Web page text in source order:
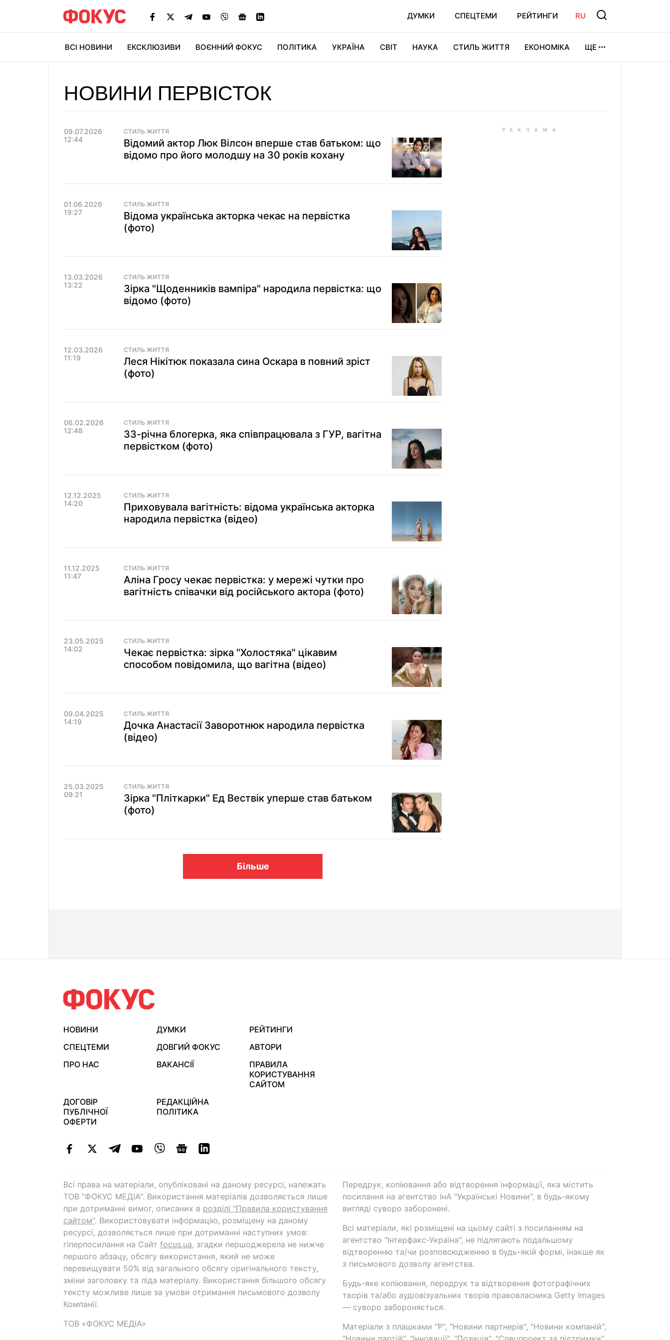
ДУМКИ СПЕЦТЕМИ РЕЙТИНГИ RU
ВСІ НОВИНИ ЕКСКЛЮЗИВИ ВОЄННИЙ ФОКУС ПОЛІТИКА УКРАЇНА СВІТ НАУКА СТИЛЬ ЖИТТЯ ЕКОНОМІКА ЩЕ
НОВИНИ ПЕРВІСТОК
09.07.2026
12:44
СТИЛЬ ЖИТТЯ
Відомий актор Люк Вілсон вперше став батьком: що
відомо про його молодшу на 30 років кохану
01.06.2026
19:27
СТИЛЬ ЖИТТЯ
Відома українська акторка чекає на первістка
(фото)
13.03.2026
13:22
СТИЛЬ ЖИТТЯ
Зірка "Щоденників вампіра" народила первістка: що
відомо (фото)
12.03.2026
11:19
СТИЛЬ ЖИТТЯ
Леся Нікітюк показала сина Оскара в повний зріст
(фото)
06.02.2026
12:48
СТИЛЬ ЖИТТЯ
33-річна блогерка, яка співпрацювала з ГУР, вагітна
первістком (фото)
12.12.2025
14:20
СТИЛЬ ЖИТТЯ
Приховувала вагітність: відома українська акторка
народила первістка (відео)
11.12.2025
11:47
СТИЛЬ ЖИТТЯ
Аліна Гросу чекає первістка: у мережі чутки про
вагітність співачки від російського актора (фото)
23.05.2025
14:02
СТИЛЬ ЖИТТЯ
Чекає первістка: зірка "Холостяка" цікавим
способом повідомила, що вагітна (відео)
09.04.2025
14:19
СТИЛЬ ЖИТТЯ
Дочка Анастасії Заворотнюк народила первістка
(відео)
25.03.2025
09:21
СТИЛЬ ЖИТТЯ
Зірка "Пліткарки" Ед Вествік уперше став батьком
(фото)
Більше
НОВИНИ ДУМКИ
РЕЙТИНГИ
СПЕЦТЕМИ
ДОВГИЙ ФОКУС
АВТОРИ
ПРО НАС
ВАКАНСІЇ
ПРАВИЛА
КОРИСТУВАННЯ
САЙТОМ
ДОГОВІР
ПУБЛІЧНОЇ
ОФЕРТИ
РЕДАКЦІЙНА
ПОЛІТИКА
Всі права на матеріали, опубліковані на даному ресурсі, належать
ТОВ "ФОКУС МЕДІА". Використання матеріалів дозволяється лише
при дотриманні вимог, описаних в розділі "Правила користування
сайтом". Використовувати інформацію, розміщену на даному
ресурсі, дозволяється лише при дотриманні наступних умов:
гіперпосилання на Cайт focus.ua, згадки першоджерела не нижче
першого абзацу, обсягу використання, який не може
перевищувати 50% від загального обсягу оригінального тексту,
зміни заголовку та ліда матеріалу. Використання більшого обсягу
тексту можливе лише за умови отримання письмового дозволу
Компанії.
ТОВ «ФОКУС МЕДІА»
Передрук, копіювання або відтворення інформації, яка містить
посилання на агентство ІнА "Українські Новини", в будь-якому
вигляді суворо заборонені.
Всі матеріали, які розміщені на цьому сайті з посиланням на
агентство "Інтерфакс-Україна", не підлягають подальшому
відтворенню та/чи розповсюдженню в будь-якій формі, інакше як
з письмового дозволу агентства.
Будь-яке копіювання, передрук та відтворення фотографічних
творів та/або аудіовізуальних творів правовласника Getty Images
— суворо забороняється.
Матеріали з плашками "Р", "Новини партнерів", "Новини компаній",